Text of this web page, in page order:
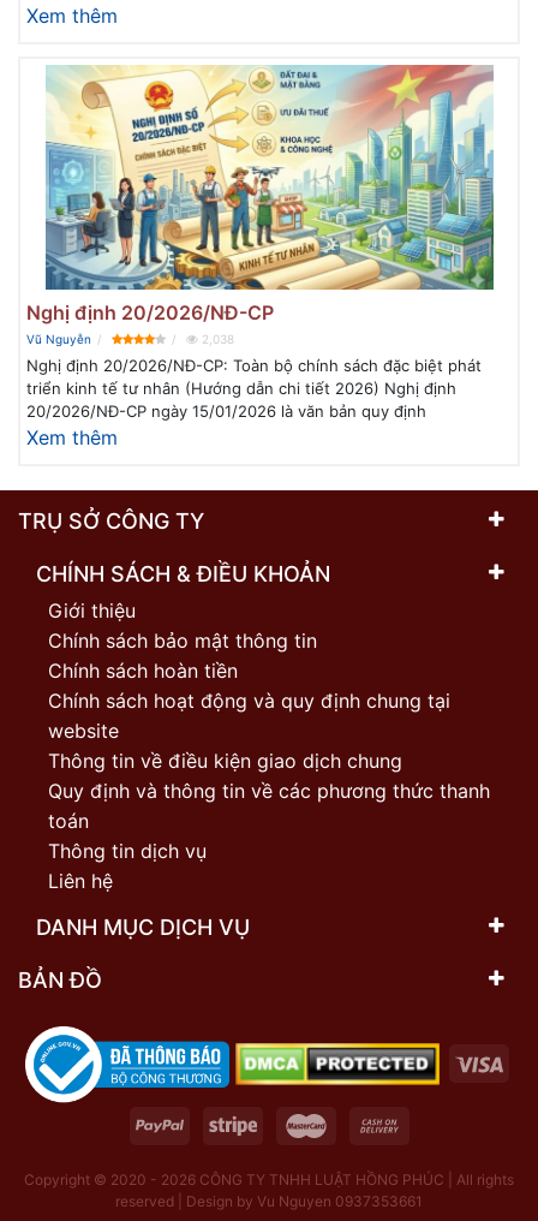
Xem thêm
Nghị định 20/2026/NĐ-CP
Vũ Nguyễn 2,038
Nghị định 20/2026/NĐ-CP: Toàn bộ chính sách đặc biệt phát
triển kinh tế tư nhân (Hướng dẫn chi tiết 2026) Nghị định
20/2026/NĐ-CP ngày 15/01/2026 là văn bản quy định
Xem thêm
TRỤ SỞ CÔNG TY
CHÍNH SÁCH & ĐIỀU KHOẢN
Giới thiệu
Chính sách bảo mật thông tin
Chính sách hoàn tiền
Chính sách hoạt động và quy định chung tại
website
Thông tin về điều kiện giao dịch chung
Quy định và thông tin về các phương thức thanh
toán
Thông tin dịch vụ
Liên hệ
DANH MỤC DỊCH VỤ
BẢN ĐỒ
Copyright © 2020 - 2026 CÔNG TY TNHH LUẬT HỒNG PHÚC | All rights
reserved | Design by Vu Nguyen 0937353661